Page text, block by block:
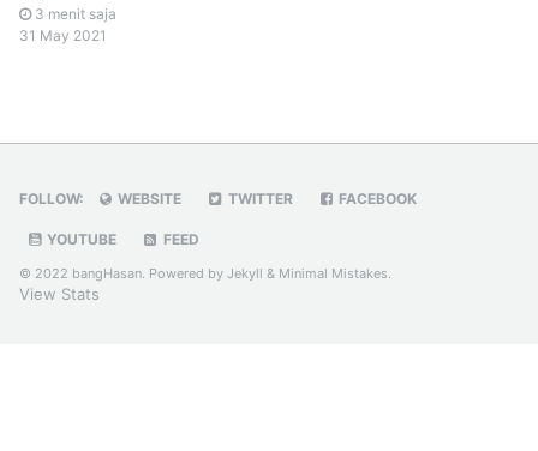
3 menit saja
31 May 2021
FOLLOW: WEBSITE TWITTER FACEBOOK
YOUTUBE FEED
© 2022 bangHasan. Powered by Jekyll & Minimal Mistakes.
View Stats